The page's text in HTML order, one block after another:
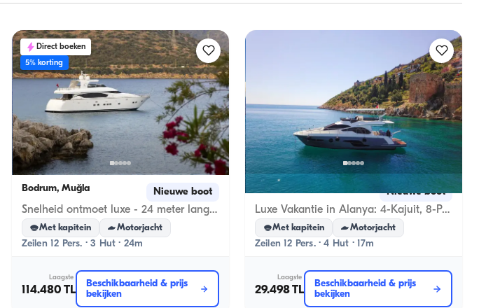
Direct boeken
5% korting
Bodrum, Muğla Nieuwe boot
Snelheid ontmoet luxe - 24 meter lang, 26 knopen motorjacht in de azuurblauwe wateren van Bodrum
Met kapitein Motorjacht
Zeilen 12 Pers. · 3 Hut · 24m
Laagste
114.480 TL
Beschikbaarheid & prijs
bekijken
Alanya, Antalya Nieuwe boot
Luxe Vakantie in Alanya: 4-Kajuit, 8-Persoon Motorjacht
Met kapitein Motorjacht
Zeilen 12 Pers. · 4 Hut · 17m
Laagste
29.498 TL
Beschikbaarheid & prijs
bekijken